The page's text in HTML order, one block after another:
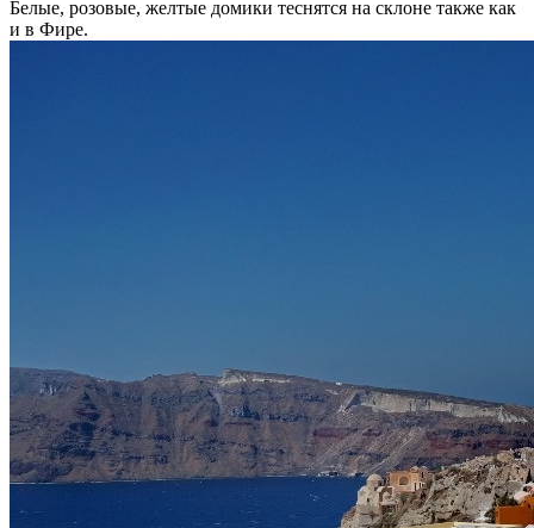
Белые, розовые, желтые домики теснятся на склоне также как
и в Фире.